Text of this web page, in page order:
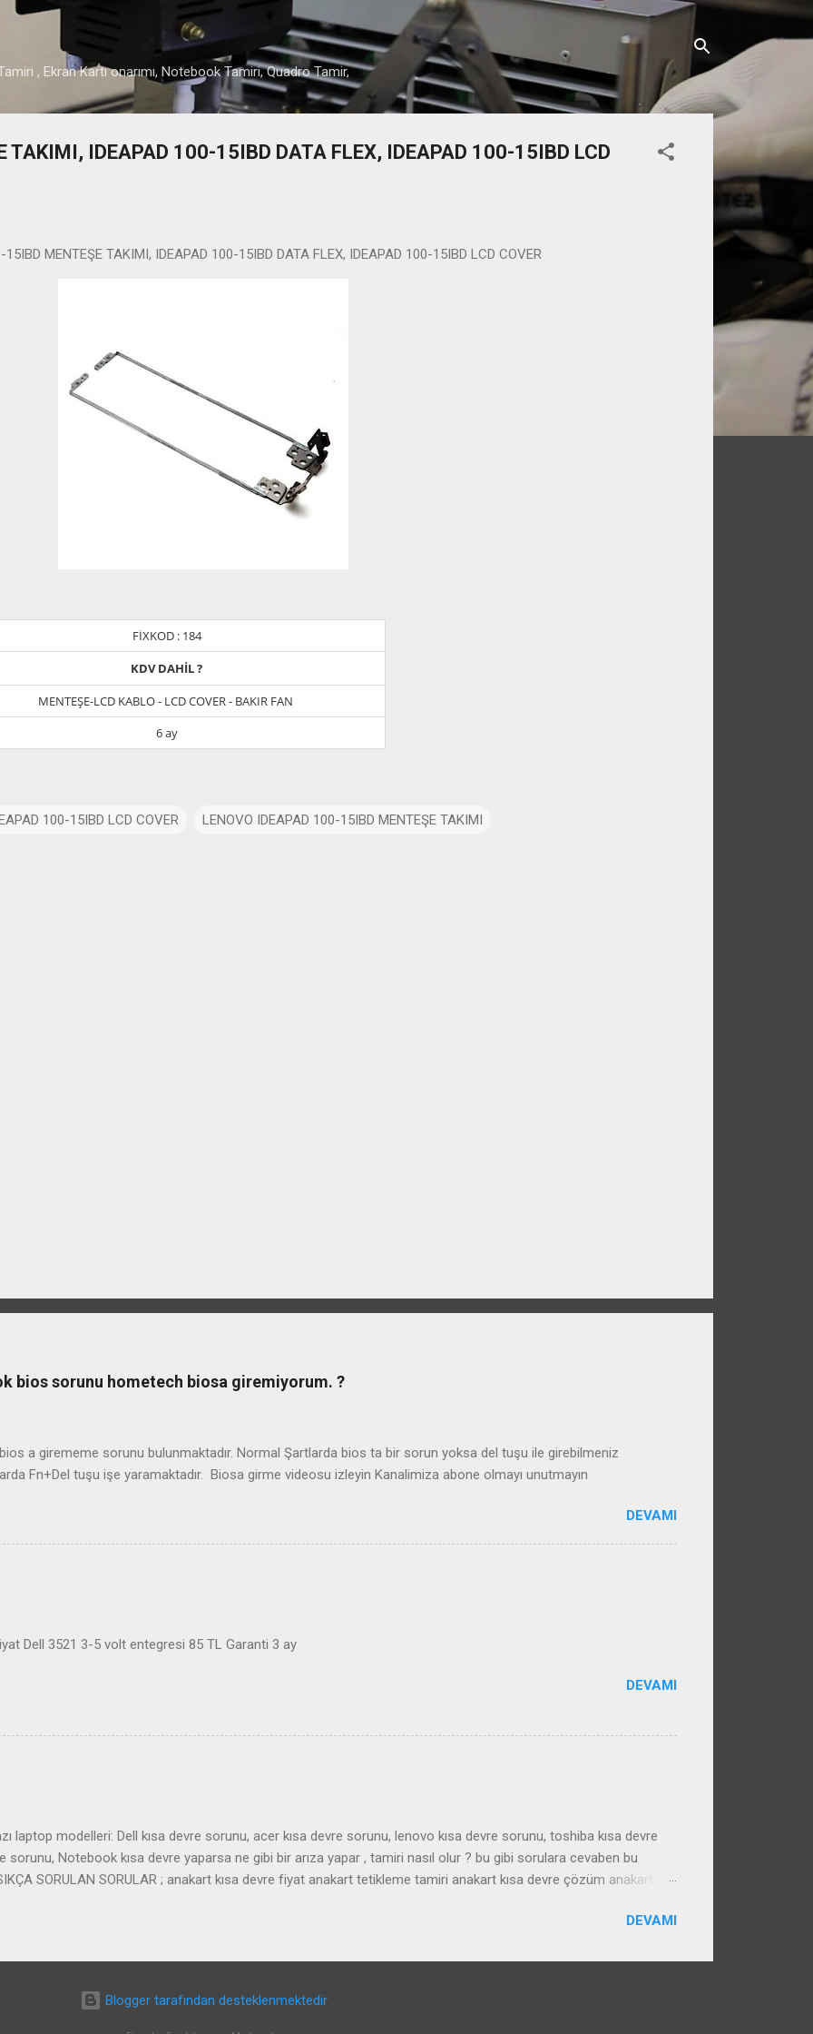
Ana içeriğe atla
, Ekran Kartı onarımı, Notebook Tamiri, Quadro Tamir,
TAKIMI, IDEAPAD 100-15IBD DATA FLEX, IDEAPAD 100-15IBD LCD
MENTEŞE TAKIMI, IDEAPAD 100-15IBD DATA FLEX, IDEAPAD 100-15IBD LCD COVER
FİXKOD : 184
KDV DAHİL ?
MENTEŞE-LCD KABLO - LCD COVER - BAKIR FAN
6 ay
100-15IBD LCD COVER LENOVO IDEAPAD 100-15IBD MENTEŞE TAKIMI
bios sorunu hometech biosa giremiyorum. ?
a girememe sorunu bulunmaktadır. Normal Şartlarda bios ta bir sorun yoksa del tuşu ile girebilmeniz
Fn+Del tuşu işe yaramaktadır. Biosa girme videosu izleyin Kanalimiza abone olmayı unutmayın
DEVAMI
Dell 3521 3-5 volt entegresi 85 TL Garanti 3 ay
DEVAMI
laptop modelleri: Dell kısa devre sorunu, acer kısa devre sorunu, lenovo kısa devre sorunu, toshiba kısa devre
sorunu, Notebook kısa devre yaparsa ne gibi bir arıza yapar , tamiri nasıl olur ? bu gibi sorulara cevaben bu
SORULAN SORULAR ; anakart kısa devre fiyat anakart tetikleme tamiri anakart kısa devre çözüm anakart
DEVAMI
Blogger tarafından desteklenmektedir